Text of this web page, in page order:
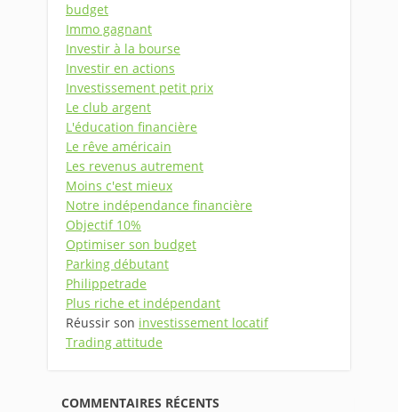
budget
Immo gagnant
Investir à la bourse
Investir en actions
Investissement petit prix
Le club argent
L'éducation financière
Le rêve américain
Les revenus autrement
Moins c'est mieux
Notre indépendance financière
Objectif 10%
Optimiser son budget
Parking débutant
Philippetrade
Plus riche et indépendant
Réussir son investissement locatif
Trading attitude
COMMENTAIRES RÉCENTS